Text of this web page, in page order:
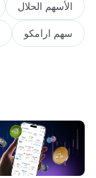
الأسهم الحلال
سهم ارامكو